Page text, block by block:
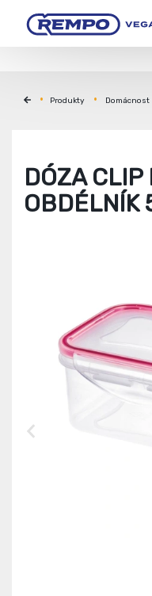
Produkty Domácnost
DÓZA
OBDÉLNÍK